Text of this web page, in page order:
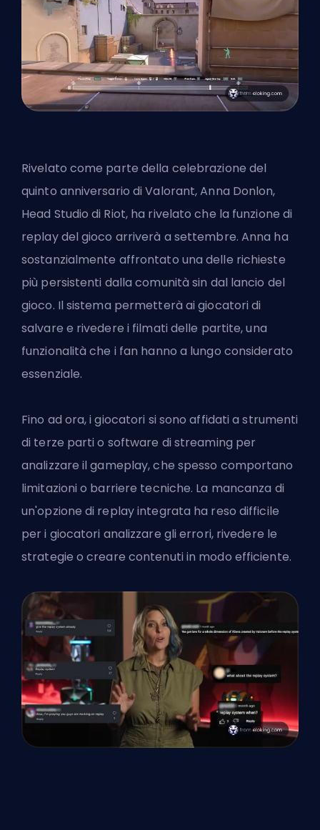
Rivelato come parte della celebrazione del
quinto anniversario di Valorant, Anna Donlon,
Head Studio di Riot, ha rivelato che la funzione di
replay del gioco arriverà a settembre. Anna ha
sostanzialmente affrontato una delle richieste
più persistenti dalla comunità sin dal lancio del
gioco. Il sistema permetterà ai giocatori di
salvare e rivedere i filmati delle partite, una
funzionalità che i fan hanno a lungo considerato
essenziale.
Fino ad ora, i giocatori si sono affidati a strumenti
di terze parti o software di streaming per
analizzare il gameplay, che spesso comportano
limitazioni o barriere tecniche. La mancanza di
un'opzione di replay integrata ha reso difficile
per i giocatori analizzare gli errori, rivedere le
strategie o creare contenuti in modo efficiente.